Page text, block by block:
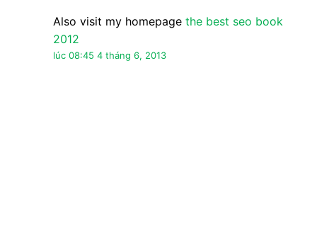
Also visit my homepage the best seo book
2012
lúc 08:45 4 tháng 6, 2013